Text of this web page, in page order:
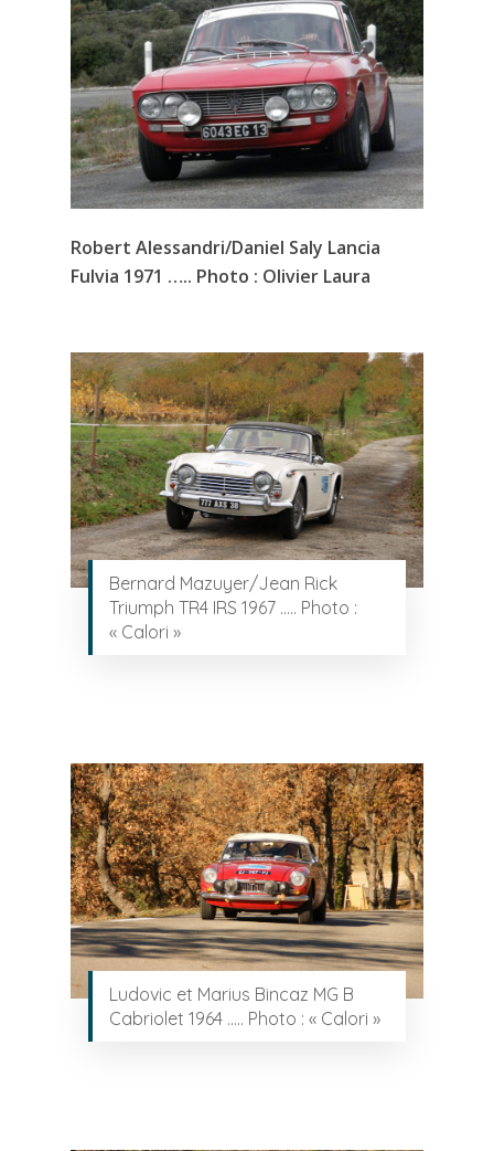
Robert Alessandri/Daniel Saly Lancia
Fulvia 1971 ….. Photo : Olivier Laura
Bernard Mazuyer/Jean Rick
Triumph TR4 IRS 1967 ….. Photo :
« Calori »
Ludovic et Marius Bincaz MG B
Cabriolet 1964 ….. Photo : « Calori »